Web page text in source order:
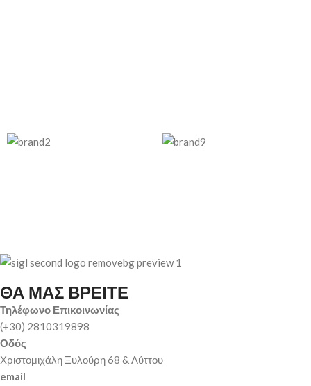
ΘΑ ΜΑΣ ΒΡΕΙΤΕ
Τηλέφωνο Επικοινωνίας
(+30) 2810319898
Οδός
Χριστομιχάλη Ξυλούρη 68 & Λύττου
email